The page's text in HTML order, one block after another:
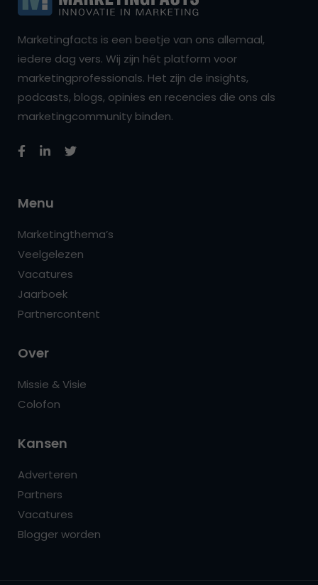
Marketingfacts is een beetje van ons allemaal,
iedere dag vers. Wij zijn hét platform voor
marketingprofessionals. Het zijn de insights,
podcasts, blogs, opinies en recencies die ons als
marketingcommunity binden.
Menu
Marketingthema’s
Veelgelezen
Vacatures
Jaarboek
Partnercontent
Over
Missie & Visie
Colofon
Kansen
Adverteren
Partners
Vacatures
Blogger worden